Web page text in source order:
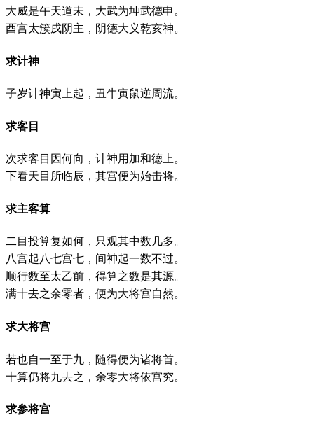
大威是午天道未，大武为坤武德申。
酉宫太簇戌阴主，阴德大义乾亥神。
求计神
子岁计神寅上起，丑牛寅鼠逆周流。
求客目
次求客目因何向，计神用加和德上。
下看天目所临辰，其宫便为始击将。
求主客算
二目投算复如何，只观其中数几多。
八宫起八七宫七，间神起一数不过。
顺行数至太乙前，得算之数是其源。
满十去之余零者，便为大将宫自然。
求大将宫
若也自一至于九，随得便为诸将首。
十算仍将九去之，余零大将依宫究。
求参将宫